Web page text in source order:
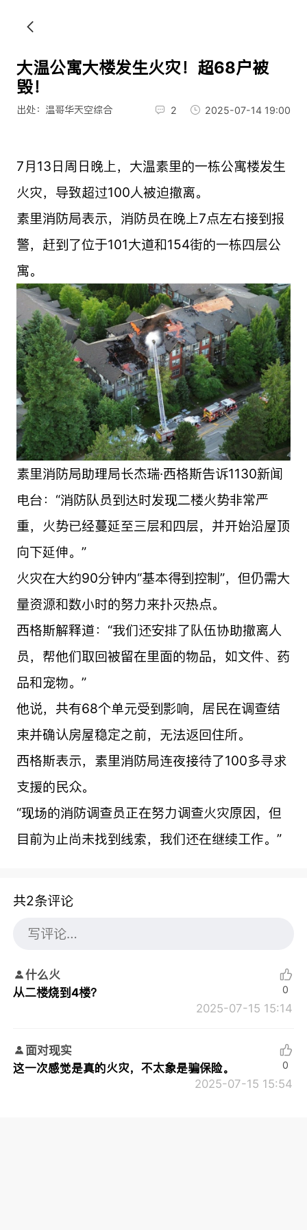
大温公寓大楼发生火灾！超68户被
毁！
出处：温哥华天空综合 2 2025-07-14 19:00
7月13日周日晚上，大温素里的一栋公寓楼发生
火灾，导致超过100人被迫撤离。
素里消防局表示，消防员在晚上7点左右接到报
警，赶到了位于101大道和154街的一栋四层公
寓。
素里消防局助理局长杰瑞·西格斯告诉1130新闻
电台：“消防队员到达时发现二楼火势非常严
重，火势已经蔓延至三层和四层，并开始沿屋顶
向下延伸。”
火灾在大约90分钟内“基本得到控制”，但仍需大
量资源和数小时的努力来扑灭热点。
西格斯解释道：“我们还安排了队伍协助撤离人
员，帮他们取回被留在里面的物品，如文件、药
品和宠物。”
他说，共有68个单元受到影响，居民在调查结
束并确认房屋稳定之前，无法返回住所。
西格斯表示，素里消防局连夜接待了100多寻求
支援的民众。
“现场的消防调查员正在努力调查火灾原因，但
目前为止尚未找到线索，我们还在继续工作。”
共2条评论
什么火
从二楼烧到4楼？
2025-07-15 15:14
0
面对现实
这一次感觉是真的火灾，不太象是骗保险。
2025-07-15 15:54
0